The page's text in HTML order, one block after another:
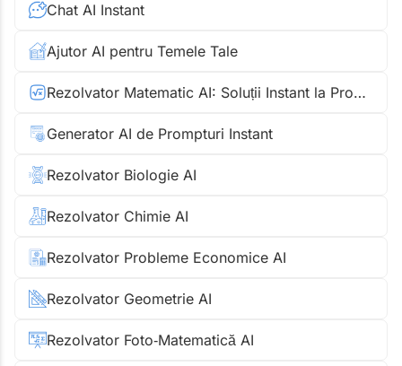
Chat AI Instant
Ajutor AI pentru Temele Tale
Rezolvator Matematic AI: Soluții Instant la Probleme de Matematică
Generator AI de Prompturi Instant
Rezolvator Biologie AI
Rezolvator Chimie AI
Rezolvator Probleme Economice AI
Rezolvator Geometrie AI
Rezolvator Foto‑Matematică AI